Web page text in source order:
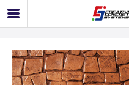
お問い合わせ
SS-29 リスボングラニート